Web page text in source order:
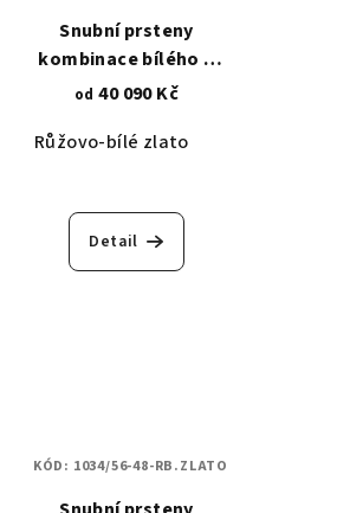
Snubní prsteny
kombinace bílého a
růžového zlata -
od 40 090 Kč
Růžovo-bílé zlato
Detail
KÓD: 1034/56-48-RB.ZLATO